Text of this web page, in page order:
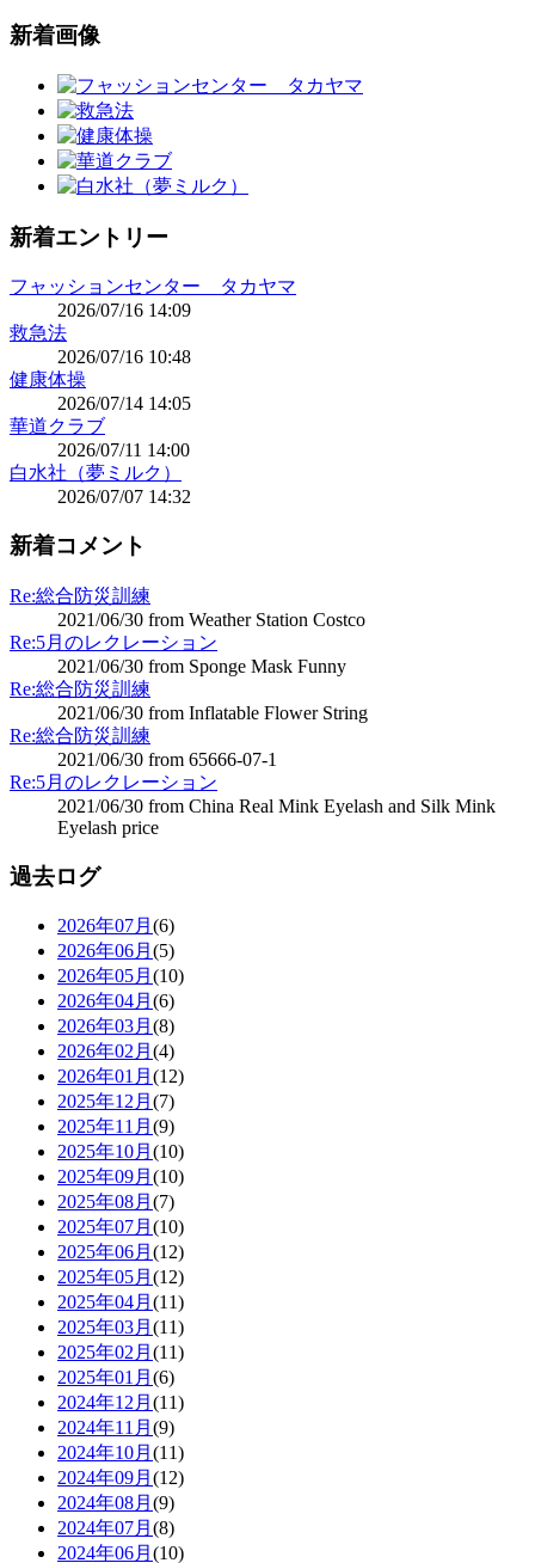
新着画像
新着エントリー
フャッションセンター タカヤマ
2026/07/16 14:09
救急法
2026/07/16 10:48
健康体操
2026/07/14 14:05
華道クラブ
2026/07/11 14:00
白水社（夢ミルク）
2026/07/07 14:32
新着コメント
Re:総合防災訓練
2021/06/30 from Weather Station Costco
Re:5月のレクレーション
2021/06/30 from Sponge Mask Funny
Re:総合防災訓練
2021/06/30 from Inflatable Flower String
Re:総合防災訓練
2021/06/30 from 65666-07-1
Re:5月のレクレーション
2021/06/30 from China Real Mink Eyelash and Silk Mink
Eyelash price
過去ログ
2026年07月 (6)
2026年06月 (5)
2026年05月 (10)
2026年04月 (6)
2026年03月 (8)
2026年02月 (4)
2026年01月 (12)
2025年12月 (7)
2025年11月 (9)
2025年10月 (10)
2025年09月 (10)
2025年08月 (7)
2025年07月 (10)
2025年06月 (12)
2025年05月 (12)
2025年04月 (11)
2025年03月 (11)
2025年02月 (11)
2025年01月 (6)
2024年12月 (11)
2024年11月 (9)
2024年10月 (11)
2024年09月 (12)
2024年08月 (9)
2024年07月 (8)
2024年06月 (10)